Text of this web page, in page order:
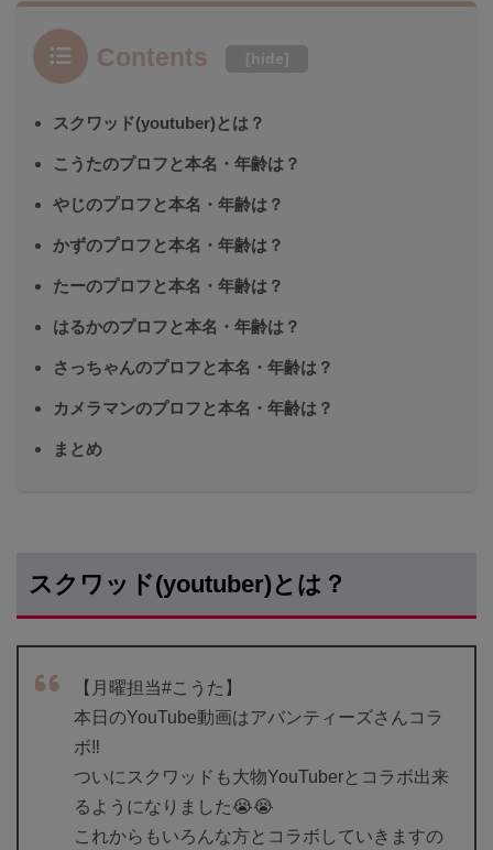
Contents [hide]
スクワッド(youtuber)とは？
こうたのプロフと本名・年齢は？
やじのプロフと本名・年齢は？
かずのプロフと本名・年齢は？
たーのプロフと本名・年齢は？
はるかのプロフと本名・年齢は？
さっちゃんのプロフと本名・年齢は？
カメラマンのプロフと本名・年齢は？
まとめ
スクワッド(youtuber)とは？
【月曜担当#こうた】
本日のYouTube動画はアバンティーズさんコラ
ボ‼️
ついにスクワッドも大物YouTuberとコラボ出来
るようになりました😭😭
これからもいろんな方とコラボしていきますの